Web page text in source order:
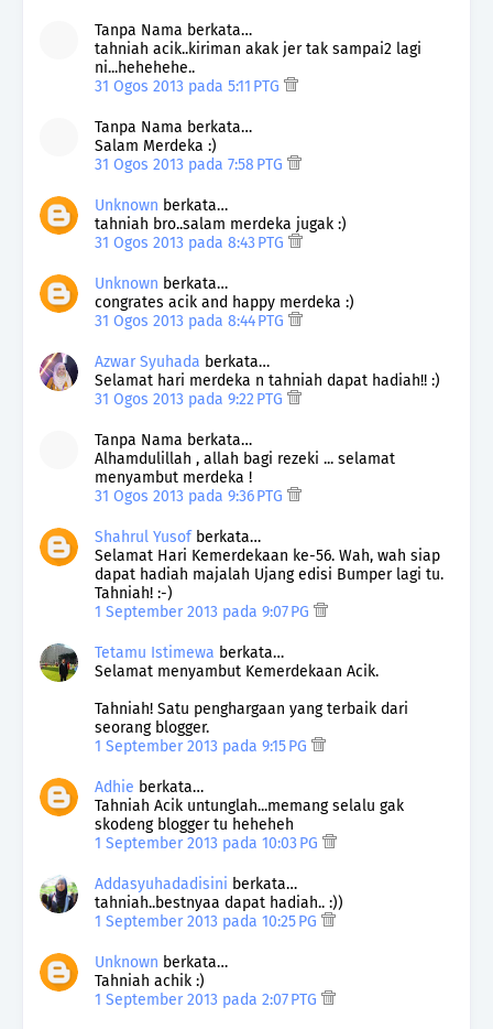
Tanpa Nama berkata…
tahniah acik..kiriman akak jer tak sampai2 lagi
ni...hehehehe..
31 Ogos 2013 pada 5:11 PTG
Tanpa Nama berkata…
Salam Merdeka :)
31 Ogos 2013 pada 7:58 PTG
Unknown berkata…
tahniah bro..salam merdeka jugak :)
31 Ogos 2013 pada 8:43 PTG
Unknown berkata…
congrates acik and happy merdeka :)
31 Ogos 2013 pada 8:44 PTG
Azwar Syuhada berkata…
Selamat hari merdeka n tahniah dapat hadiah!! :)
31 Ogos 2013 pada 9:22 PTG
Tanpa Nama berkata…
Alhamdulillah , allah bagi rezeki ... selamat
menyambut merdeka !
31 Ogos 2013 pada 9:36 PTG
Shahrul Yusofberkata…
Selamat Hari Kemerdekaan ke-56. Wah, wah siap
dapat hadiah majalah Ujang edisi Bumper lagi tu.
Tahniah! :-)
1 September 2013 pada 9:07 PG
Tetamu Istimewa berkata…
Selamat menyambut Kemerdekaan Acik.
Tahniah! Satu penghargaan yang terbaik dari
seorang blogger.
1 September 2013 pada 9:15 PG
Adhie berkata…
Tahniah Acik untunglah...memang selalu gak
skodeng blogger tu heheheh
1 September 2013 pada 10:03 PG
Addasyuhadadisini berkata…
tahniah..bestnyaa dapat hadiah.. :))
1 September 2013 pada 10:25 PG
Unknown berkata…
Tahniah achik :)
1 September 2013 pada 2:07 PTG